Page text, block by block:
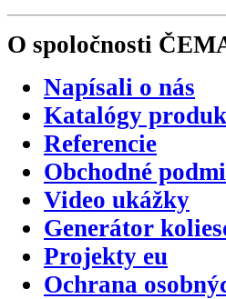
O spoločnosti
Napísali o nás
Katalógy
Referencie
Obchodné
Video ukážky
Generátor
Projekty eu
Ochrana